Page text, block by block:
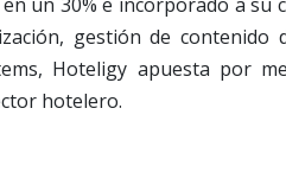
gestión de contenido
Hoteligy apuesta por
hotelero.